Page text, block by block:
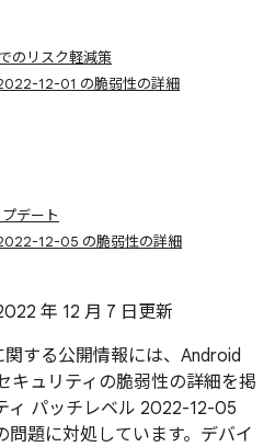
のリスク軽減策
12-01 の脆弱性の詳細
デート
12-05 の脆弱性の詳細
年 12 月 7 日更新
する公開情報には、Android
キュリティの脆弱性の詳細を掲
ィ パッチレベル 2022-12-05
問題に対処しています。デバイ